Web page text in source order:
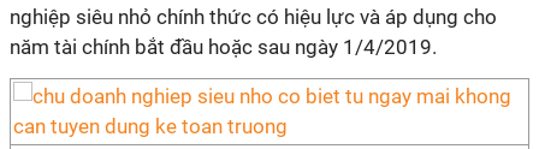
nghiệp siêu nhỏ chính thức có hiệu lực và áp dụng cho
năm tài chính bắt đầu hoặc sau ngày 1/4/2019.